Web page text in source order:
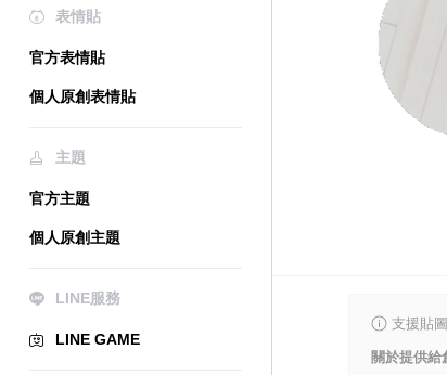
表情貼
官方表情貼
個人原創表情貼
主題
官方主題
個人原創主題
LINE服務
LINE GAME
支援貼
關於提供給